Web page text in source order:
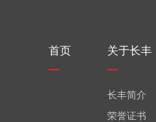
首页 关于长丰
长丰简介
荣誉证书